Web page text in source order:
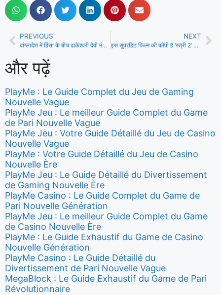
PREVIOUS
बांग्लादेश में हिंसा के बीच ढाकेश्वरी देवी मंदिर पहुंचे मुहम्मद यूनुस, सामने आई तस्वीर
NEXT
इस सुपरहिट फिल्म की कॉपी है ‘स्त्री 2’ का पोस्टर, हॉरर-कॉमेडी की रिलीज से पहले ही होने लगी ट्रोलिंग
और पढ़ें
PlayMe : Le Guide Complet du Jeu de Gaming
Nouvelle Vague
PlayMe Jeu : Le meilleur Guide Complet du Game
de Pari Nouvelle Vague
PlayMe Jeu : Votre Guide Détaillé du Jeu de Casino
Nouvelle Vague
PlayMe : Votre Guide Détaillé du Jeu de Casino
Nouvelle Ère
PlayMe Jeu : Le Guide Détaillé du Divertissement
de Gaming Nouvelle Ère
PlayMe Casino : Le Guide Complet du Game de
Pari Nouvelle Génération
PlayMe Jeu : Le meilleur Guide Complet du Game
de Casino Nouvelle Ère
PlayMe : Le Guide Exhaustif du Game de Casino
Nouvelle Génération
PlayMe Casino : Le Guide Détaillé du
Divertissement de Pari Nouvelle Vague
MegaBlock : Le Guide Exhaustif du Game de Pari
Révolutionnaire